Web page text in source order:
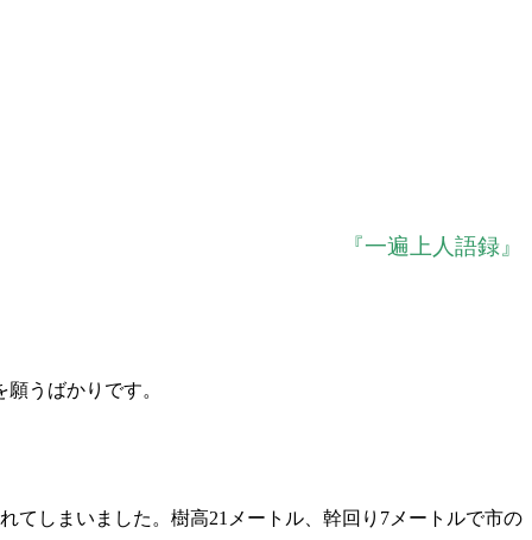
『一遍上人語録』
うばかりです。
てしまいました。樹高21メートル、幹回り7メートルで市の